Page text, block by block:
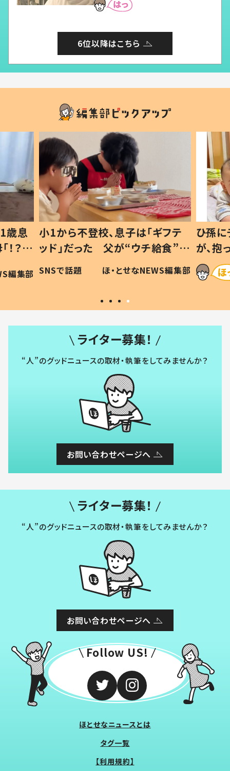
6位以降はこちら
歳息
？」
編集部
小1から不登校、息子は「ギフテ
ッド」だった 父が“ウチ給食”を
作り続ける理由とは #令和の親
#令和の子
SNSで話題 ほ・とせなNEWS編集部
ひ孫
が、
「涙が
い」
ライター募集！
“人”のグッドニュースの取材・執筆をしてみませんか？
お問い合わせページへ
ライター募集！
“人”のグッドニュースの取材・執筆をしてみませんか？
お問い合わせページへ
Follow US!
ほとせなニュースとは
タグ一覧
【利用規約】